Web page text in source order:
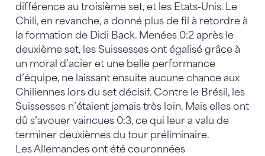
différence au troisième set, et les Etats-Unis. Le
Chili, en revanche, a donné plus de fil à retordre à
la formation de Didi Back. Menées 0:2 après le
deuxième set, les Suissesses ont égalisé grâce à
un moral d’acier et une belle performance
d’équipe, ne laissant ensuite aucune chance aux
Chiliennes lors du set décisif. Contre le Brésil, les
Suissesses n’étaient jamais très loin. Mais elles ont
dû s’avouer vaincues 0:3, ce qui leur a valu de
terminer deuxièmes du tour préliminaire.
Les Allemandes ont été couronnées